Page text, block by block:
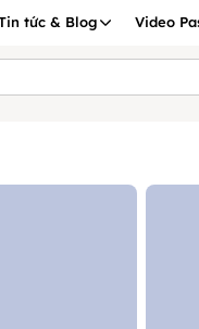
tức & Blog Video